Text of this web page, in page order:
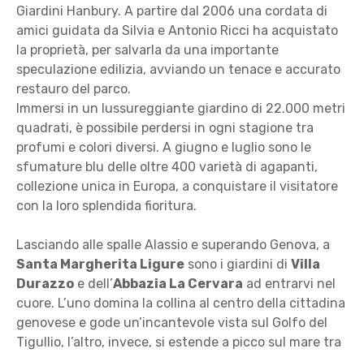
Giardini Hanbury. A partire dal 2006 una cordata di
amici guidata da Silvia e Antonio Ricci ha acquistato
la proprietà, per salvarla da una importante
speculazione edilizia, avviando un tenace e accurato
restauro del parco.
Immersi in un lussureggiante giardino di 22.000 metri
quadrati, è possibile perdersi in ogni stagione tra
profumi e colori diversi. A giugno e luglio sono le
sfumature blu delle oltre 400 varietà di agapanti,
collezione unica in Europa, a conquistare il visitatore
con la loro splendida fioritura.
Lasciando alle spalle Alassio e superando Genova, a
Santa Margherita Ligure sono i giardini di Villa
Durazzo e dell’Abbazia La Cervara ad entrarvi nel
cuore. L’uno domina la collina al centro della cittadina
genovese e gode un’incantevole vista sul Golfo del
Tigullio, l’altro, invece, si estende a picco sul mare tra